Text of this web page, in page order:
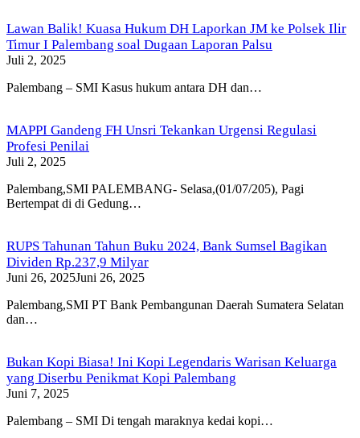
Lawan Balik! Kuasa Hukum DH Laporkan JM ke Polsek Ilir
Timur I Palembang soal Dugaan Laporan Palsu
Juli 2, 2025
Palembang – SMI Kasus hukum antara DH dan…
MAPPI Gandeng FH Unsri Tekankan Urgensi Regulasi
Profesi Penilai
Juli 2, 2025
Palembang,SMI PALEMBANG- Selasa,(01/07/205), Pagi
Bertempat di di Gedung…
RUPS Tahunan Tahun Buku 2024, Bank Sumsel Bagikan
Dividen Rp.237,9 Milyar
Juni 26, 2025Juni 26, 2025
Palembang,SMI PT Bank Pembangunan Daerah Sumatera Selatan
dan…
Bukan Kopi Biasa! Ini Kopi Legendaris Warisan Keluarga
yang Diserbu Penikmat Kopi Palembang
Juni 7, 2025
Palembang – SMI Di tengah maraknya kedai kopi…